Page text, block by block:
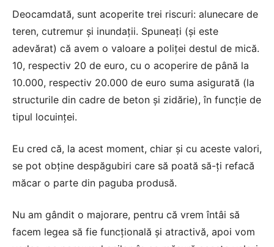
Deocamdată, sunt acoperite trei riscuri: alunecare de
teren, cutremur şi inundaţii. Spuneaţi (şi este
adevărat) că avem o valoare a poliţei destul de mică.
10, respectiv 20 de euro, cu o acoperire de până la
10.000, respectiv 20.000 de euro suma asigurată (la
structurile din cadre de beton şi zidărie), în funcţie de
tipul locuinţei.
Eu cred că, la acest moment, chiar şi cu aceste valori,
se pot obţine despăgubiri care să poată să-ţi refacă
măcar o parte din paguba produsă.
Nu am gândit o majorare, pentru că vrem întâi să
facem legea să fie funcţională şi atractivă, apoi vom